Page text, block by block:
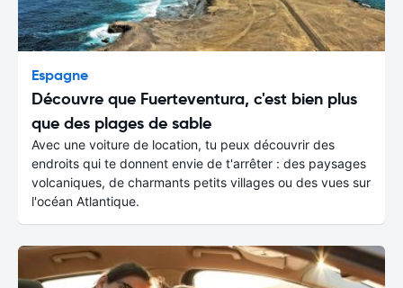
Espagne
Découvre que Fuerteventura, c'est bien plus
que des plages de sable
Avec une voiture de location, tu peux découvrir des
endroits qui te donnent envie de t'arrêter : des paysages
volcaniques, de charmants petits villages ou des vues sur
l'océan Atlantique.